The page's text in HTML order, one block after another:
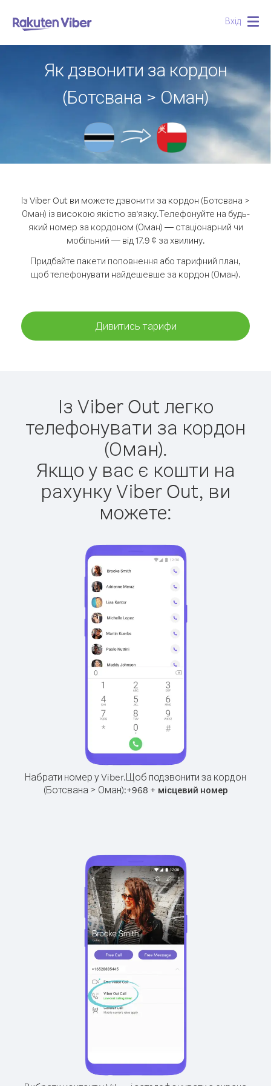
Вхід
Як дзвонити за кордон
(Ботсвана > Оман)
Із Viber Out ви можете дзвонити за кордон (Ботсвана >
Оман) із високою якістю зв'язку.Телефонуйте на будь-
який номер за кордоном (Оман) — стаціонарний чи
мобільний — від 17.9 ¢ за хвилину.
Придбайте пакети поповнення або тарифний план,
щоб телефонувати найдешевше за кордон (Оман).
Дивитись тарифи
Із Viber Out легко
телефонувати за кордон
(Оман).
Якщо у вас є кошти на
рахунку Viber Out, ви
можете:
Набрати номер у Viber.Щоб подзвонити за кордон
(Ботсвана > Оман):+968 + місцевий номер